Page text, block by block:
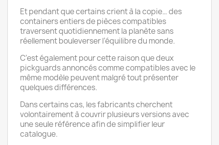
Et pendant que certains crient à la copie… des
containers entiers de pièces compatibles
traversent quotidiennement la planète sans
réellement bouleverser l’équilibre du monde.
C’est également pour cette raison que deux
pickguards annoncés comme compatibles avec le
même modèle peuvent malgré tout présenter
quelques différences.
Dans certains cas, les fabricants cherchent
volontairement à couvrir plusieurs versions avec
une seule référence afin de simplifier leur
catalogue.